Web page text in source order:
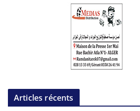
Articles récents